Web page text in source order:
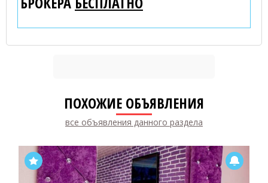
ПОХОЖИЕ ОБЪЯВЛЕНИЯ
все объявления данного раздела